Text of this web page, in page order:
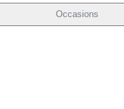
Occasions